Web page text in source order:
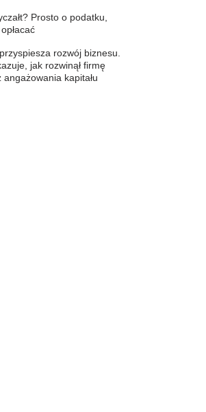
Prosto o podatku,
rozwój biznesu.
jak rozwinął firmę
kapitału